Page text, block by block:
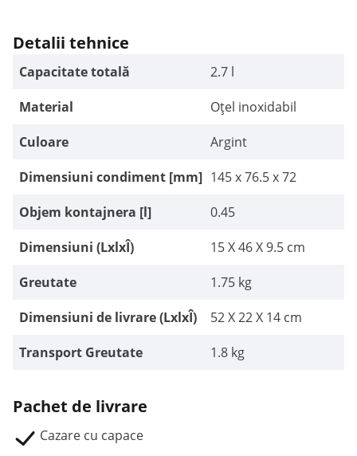
Detalii tehnice
Capacitate totală
2.7 l
Material
Oțel inoxidabil
Culoare
Argint
Dimensiuni condiment [mm] 145 x 76.5 x 72
Objem kontajnera [l]
0.45
Dimensiuni (LxlxÎ)
15 X 46 X 9.5 cm
Greutate
1.75 kg
Dimensiuni de livrare (LxlxÎ)
52 X 22 X 14 cm
Transport Greutate
1.8 kg
Pachet de livrare
Cazare cu capace